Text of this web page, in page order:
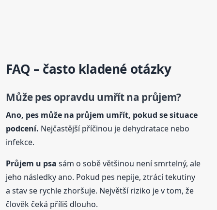
FAQ – často kladené otázky
Může pes opravdu umřít na průjem?
Ano, pes může na průjem umřít, pokud se situace
podcení. Nejčastější příčinou je dehydratace nebo
infekce.
Průjem u psa sám o sobě většinou není smrtelný, ale
jeho následky ano. Pokud pes nepije, ztrácí tekutiny
a stav se rychle zhoršuje. Největší riziko je v tom, že
člověk čeká příliš dlouho.